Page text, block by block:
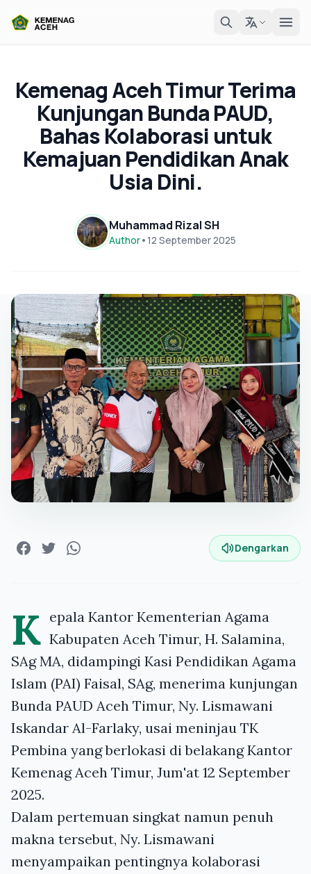
Kemenag Aceh Timur Terima
Kunjungan Bunda PAUD,
Bahas Kolaborasi untuk
Kemajuan Pendidikan Anak
Usia Dini.
Muhammad Rizal SH
Author•12 September 2025
Dengarkan
K epala Kantor Kementerian Agama
Kabupaten Aceh Timur, H. Salamina,
SAg MA, didampingi Kasi Pendidikan Agama
Islam (PAI) Faisal, SAg, menerima kunjungan
Bunda PAUD Aceh Timur, Ny. Lismawani
Iskandar Al-Farlaky, usai meninjau TK
Pembina yang berlokasi di belakang Kantor
Kemenag Aceh Timur, Jum'at 12 September
2025.
Dalam pertemuan singkat namun penuh
makna tersebut, Ny. Lismawani
menyampaikan pentingnya kolaborasi